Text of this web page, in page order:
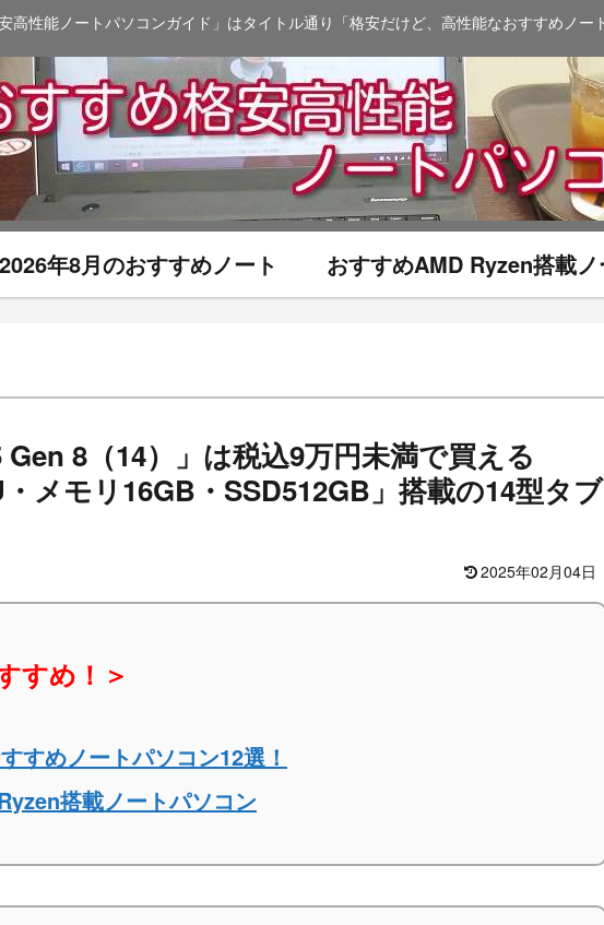
高性能ノートパソコンガイド」はタイトル通り「格安だけど、高性能なおすすめノー
2026年8月のおすすめノート おすすめAMD Ryzen搭載ノ
Gen 8（14）」は税込9万円未満で買える
・メモリ16GB・SSD512GB」搭載の14型タブ
2025年02月04日
すめ！＞
すめノートパソコン12選！
搭載ノートパソコン